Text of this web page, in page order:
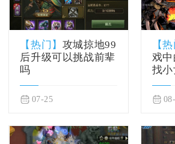
【热门】 攻城掠地99
后升级可以挑战前辈
吗
07-25
【
戏
找